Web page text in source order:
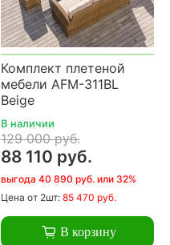
Комплект плетеной
мебели AFM-311BL
Beige
В наличии
129 000 руб.
88 110 руб.
выгода 40 890 руб. или 32%
Цена от 2шт: 85 470 руб.
В корзину